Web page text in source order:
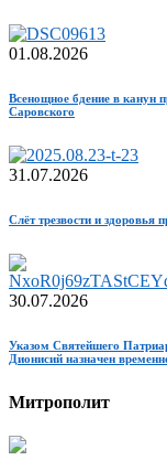
01.08.2026
Всенощное бдение в канун
Саровского
31.07.2026
Слёт трезвости и здоровья
30.07.2026
Указом Святейшего
Дионисий назначен
Митрополит